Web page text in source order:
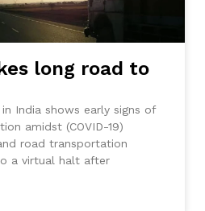
long road to
India shows early signs of
amidst (COVID-19)
road transportation
a virtual halt after